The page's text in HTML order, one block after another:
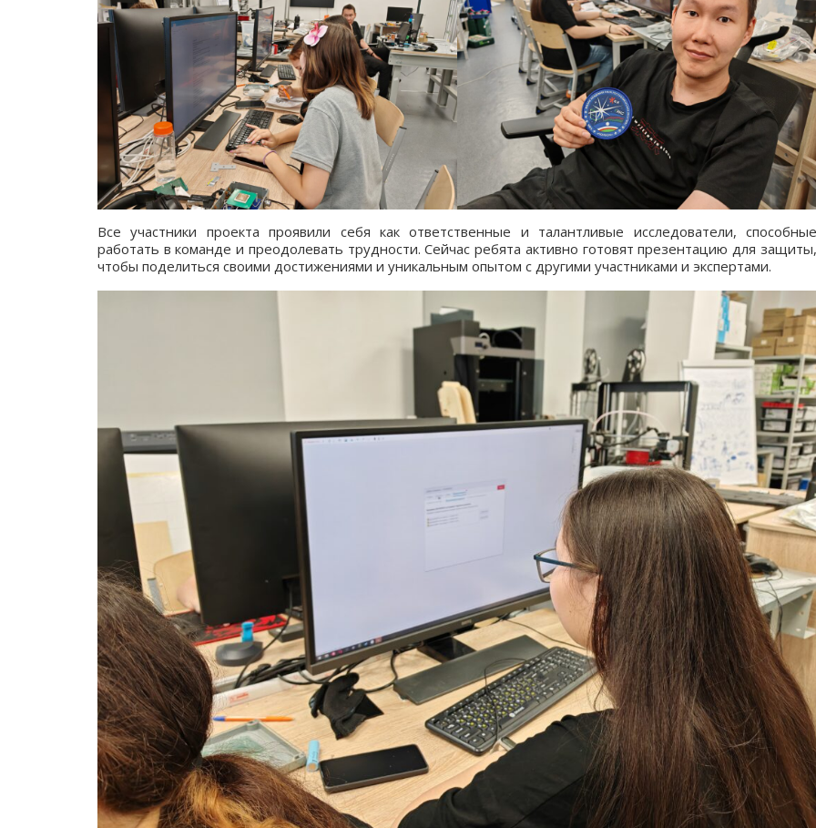
Все участники проекта проявили себя как ответственные и талантливые исследователи, способные
работать в команде и преодолевать трудности. Сейчас ребята активно готовят презентацию для защиты,
чтобы поделиться своими достижениями и уникальным опытом с другими участниками и экспертами.